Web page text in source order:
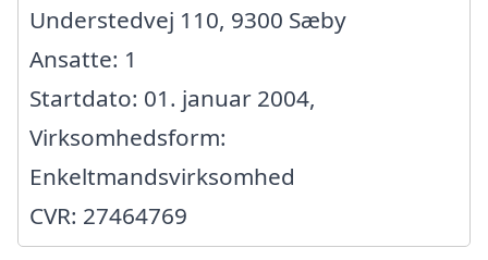
Understedvej 110, 9300 Sæby
Ansatte: 1
Startdato: 01. januar 2004,
Virksomhedsform:
Enkeltmandsvirksomhed
CVR: 27464769